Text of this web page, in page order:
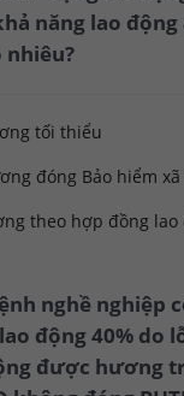
năng lao
tối thiểu
đóng Bảo hiểm
theo hợp đồng lao
nghề nghiệp
động 40% do
được hương